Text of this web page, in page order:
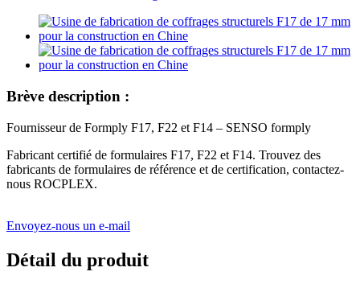
Brève description :
Fournisseur de Formply F17, F22 et F14 – SENSO formply
Fabricant certifié de formulaires F17, F22 et F14. Trouvez des
fabricants de formulaires de référence et de certification, contactez-
nous ROCPLEX.
Envoyez-nous un e-mail
Détail du produit